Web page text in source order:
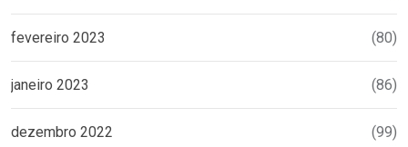
fevereiro 2023 (80)
janeiro 2023 (86)
dezembro 2022 (99)